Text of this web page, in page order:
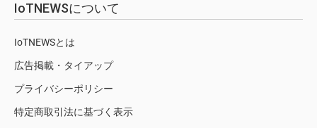
IoTNEWSについて
IoTNEWSとは
広告掲載・タイアップ
プライバシーポリシー
特定商取引法に基づく表示